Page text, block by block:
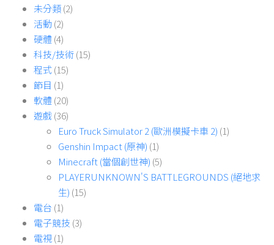
未分類(2)
活動 (2)
硬體(4)
科技/技術(15)
程式(15)
節目 (1)
軟體(20)
遊戲 (36)
Euro Truck Simulator 2 (歐洲模擬卡車 2) (1)
Genshin Impact (原神) (1)
Minecraft (當個創世神) (5)
PLAYERUNKNOWN'S BATTLEGROUNDS (絕地求
生) (15)
電台 (1)
電子競技 (3)
電視(1)